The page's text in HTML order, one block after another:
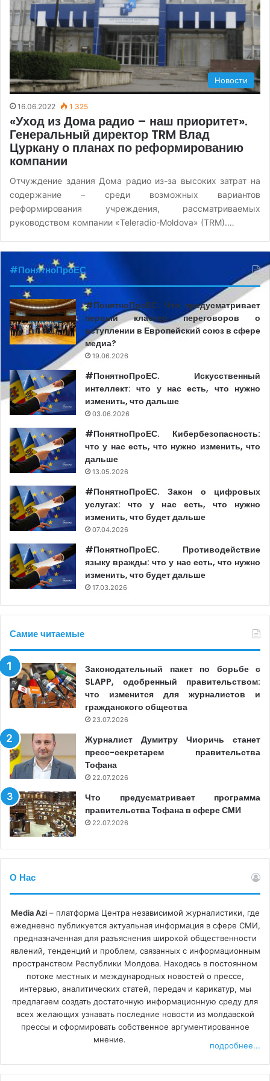
Новости
16.06.2022 1 325
«Уход из Дома радио – наш приоритет».
Генеральный директор TRM Влад
Цуркану о планах по реформированию
компании
Отчуждение здания Дома радио из-за высоких затрат на
содержание – среди возможных вариантов
реформирования учреждения, рассматриваемых
руководством компании «Teleradio-Moldova» (TRM).…
#ПонятноПроЕС
#ПонятноПроЕС. Что предусматривает
первый кластер переговоров о
вступлении в Европейский союз в сфере
медиа?
19.06.2026
#ПонятноПроЕС. Искусственный
интеллект: что у нас есть, что нужно
изменить, что дальше
03.06.2026
#ПонятноПроЕС. Кибербезопасность:
что у нас есть, что нужно изменить, что
дальше
13.05.2026
#ПонятноПроЕС. Закон о цифровых
услугах: что у нас есть, что нужно
изменить, что будет дальше
07.04.2026
#ПонятноПроЕС. Противодействие
языку вражды: что у нас есть, что нужно
изменить, что будет дальше
17.03.2026
Самие читаемые
Законодательный пакет по борьбе с
SLAPP, одобренный правительством:
что изменится для журналистов и
гражданского общества
23.07.2026
Журналист Думитру Чиоричь станет
пресс-секретарем правительства
Тофана
22.07.2026
Что предусматривает программа
правительства Тофана в сфере СМИ
22.07.2026
О Нас
Media Azi– платформа Центра независимой журналистики, где
ежедневно публикуется актуальная информация в сфере СМИ,
предназначенная для разъяснения широкой общественности
явлений, тенденций и проблем, связанных с информационным
пространством Республики Молдова. Находясь в постоянном
потоке местных и международных новостей о прессе,
интервью, аналитических статей, передач и карикатур, мы
предлагаем создать достаточную информационную среду для
всех желающих узнавать последние новости из молдавской
прессы и сформировать собственное аргументированное
мнение.
подробнее...